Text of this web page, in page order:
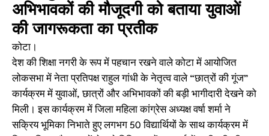
अभिभावकों की मौजूदगी को बताया युवाओं
की जागरूकता का प्रतीक
कोटा।
देश की शिक्षा नगरी के रूप में पहचान रखने वाले कोटा में आयोजित
लोकसभा में नेता प्रतिपक्ष राहुल गांधी के नेतृत्व वाले “छात्रों की गूंज”
कार्यक्रम में युवाओं, छात्रों और अभिभावकों की बड़ी भागीदारी देखने को
मिली। इस कार्यक्रम में जिला महिला कांग्रेस अध्यक्ष वर्षा शर्मा ने
सक्रिय भूमिका निभाते हुए लगभग 50 विद्यार्थियों के साथ कार्यक्रम में